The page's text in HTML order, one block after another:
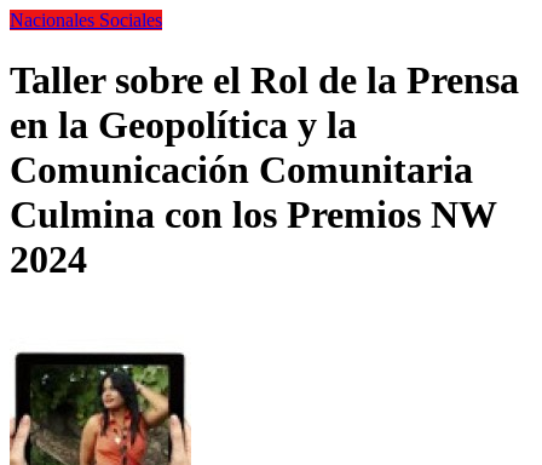
Nacionales Sociales
Taller sobre el Rol de la Prensa
en la Geopolítica y la
Comunicación Comunitaria
Culmina con los Premios NW
2024